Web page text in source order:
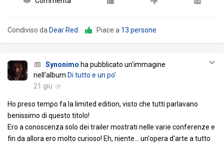
Condiviso da Dear Red Piace a 13 persone
Synonimo ha pubblicato un'immagine
nell'album Di tutto e un po'
21 giu
Ho preso tempo fa la limited edition, visto che tutti parlavano
benissimo di questo titolo!
Ero a conoscenza solo dei trailer mostrati nelle varie conferenze e
fin da allora ero molto curioso! Eh, niente... un'opera d'arte a tutto